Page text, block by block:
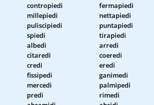
contropiedi
fermapiedi
millepiedi
nettapiedi
puliscipiedi
puntapiedi
spiedi
tirapiedi
albedi
arredi
citaredi
coeredi
credi
eredi
fissipedi
ganimedi
mercedi
palmipedi
predi
rimedi